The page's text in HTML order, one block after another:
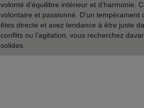
volonté d’équilibre intérieur et d’harmonie.
volontaire et passionné. D’un
êtes directe et avez tendance à être juste
conflits ou l’agitation, vous recherchez
solides.